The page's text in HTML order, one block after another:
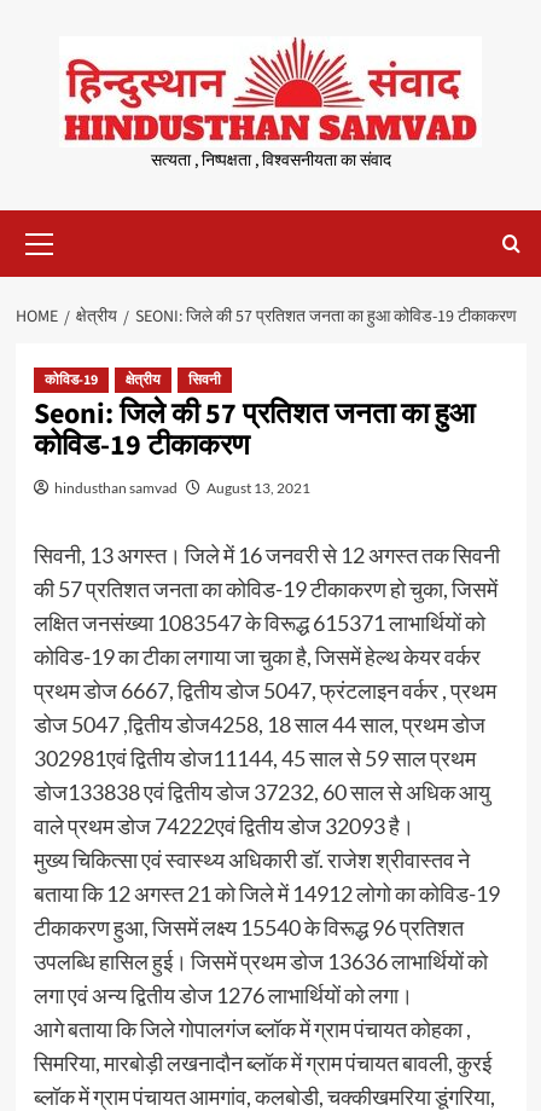
content
सत्यता , निष्पक्षता , विश्वसनीयता का संवाद
Menu
HOME क्षेत्रीय SEONI: जिले की 57 प्रतिशत जनता का हुआ कोविड-19 टीकाकरण
कोविड-19 क्षेत्रीय सिवनी
Seoni: जिले की 57 प्रतिशत जनता का हुआ
कोविड-19 टीकाकरण
hindusthan samvad August 13, 2021
सिवनी, 13 अगस्त। जिले में 16 जनवरी से 12 अगस्त तक सिवनी
की 57 प्रतिशत जनता का कोविड-19 टीकाकरण हो चुका, जिसमें
लक्षित जनसंख्या 1083547 के विरूद्ध 615371 लाभार्थियों को
कोविड-19 का टीका लगाया जा चुका है, जिसमें हेल्थ केयर वर्कर
प्रथम डोज 6667, द्वितीय डोज 5047, फ्रंटलाइन वर्कर , प्रथम
डोज 5047 ,द्वितीय डोज4258, 18 साल 44 साल, प्रथम डोज
302981एवं द्वितीय डोज11144, 45 साल से 59 साल प्रथम
डोज133838 एवं द्वितीय डोज 37232, 60 साल से अधिक आयु
वाले प्रथम डोज 74222एवं द्वितीय डोज 32093 है।
मुख्य चिकित्सा एवं स्वास्थ्य अधिकारी डॉ. राजेश श्रीवास्तव ने
बताया कि 12 अगस्त 21 को जिले में 14912 लोगो का कोविड-19
टीकाकरण हुआ, जिसमें लक्ष्य 15540 के विरूद्ध 96 प्रतिशत
उपलब्धि हासिल हुई। जिसमें प्रथम डोज 13636 लाभार्थियों को
लगा एवं अन्य द्वितीय डोज 1276 लाभार्थियों को लगा।
आगे बताया कि जिले गोपालगंज ब्लॉक में ग्राम पंचायत कोहका ,
सिमरिया, मारबोड़ी लखनादौन ब्लॉक में ग्राम पंचायत बावली, कुरई
ब्लॉक में ग्राम पंचायत आमगांव, कलबोडी, चक्कीखमरिया डूंगरिया,